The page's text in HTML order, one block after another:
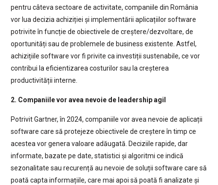
pentru câteva sectoare de activitate, companiile din România
vor lua decizia achiziției și implementării aplicațiilor software
potrivite în funcție de obiectivele de creștere/dezvoltare, de
oportunități sau de problemele de business existente. Astfel,
achizițiile software vor fi privite ca investiții sustenabile, ce vor
contribui la eficientizarea costurilor sau la creșterea
productivității interne.
2. Companiile vor avea nevoie de leadership agil
Potrivit Gartner, în 2024, companiile vor avea nevoie de aplicații
software care să protejeze obiectivele de creștere în timp ce
acestea vor genera valoare adăugată. Deciziile rapide, dar
informate, bazate pe date, statistici și algoritmi ce indică
sezonalitate sau recurență au nevoie de soluții software care să
poată capta informațiile, care mai apoi să poată fi analizate și